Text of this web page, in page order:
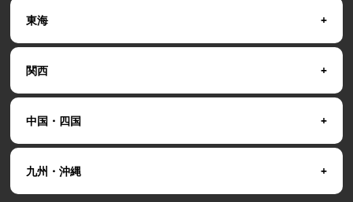
東海
関西
中国・四国
九州・沖縄